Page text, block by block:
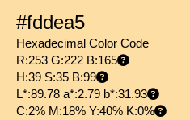
#fddea5
Hexadecimal Color Code
R:253 G:222 B:165
H:39 S:35 B:99
L*:89.78 a*:2.79 b*:31.93
C:2% M:18% Y:40% K:0%